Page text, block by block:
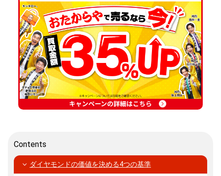
キャンペーンの詳細はこちら
Contents
ダイヤモンドの価値を決める4つの基準